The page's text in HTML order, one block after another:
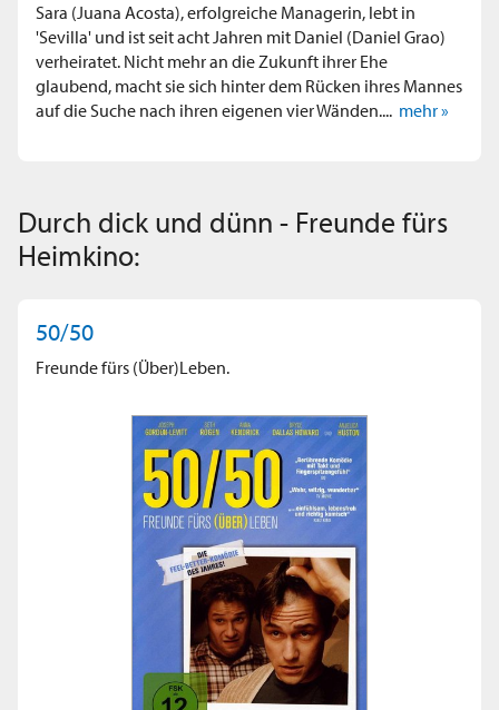
Sara (Juana Acosta), erfolgreiche Managerin, lebt in
'Sevilla' und ist seit acht Jahren mit Daniel (Daniel Grao)
verheiratet. Nicht mehr an die Zukunft ihrer Ehe
glaubend, macht sie sich hinter dem Rücken ihres Mannes
auf die Suche nach ihren eigenen vier Wänden.... mehr »
Durch dick und dünn - Freunde fürs
Heimkino:
50/50
Freunde fürs (Über)Leben.